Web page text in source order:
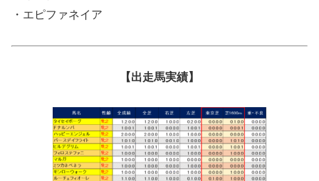
・エピファネイア
【出走馬実績】